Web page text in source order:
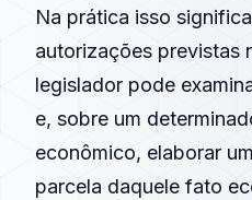
Na prática isso
autorizações previstas
legislador pode
e, sobre um
econômico, elaborar
parcela daquele fato